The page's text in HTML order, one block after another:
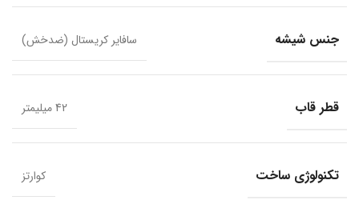
جنس شیشه سافایر کریستال (ضدخش)
قطر قاب 42 میلیمتر
تکنولوژی ساخت کوارتز